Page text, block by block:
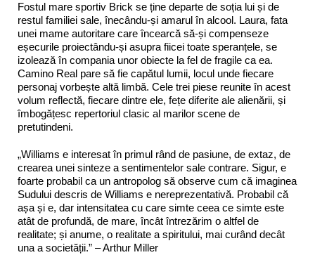
Fostul mare sportiv Brick se ține departe de soția lui și de
restul familiei sale, înecându-și amarul în alcool. Laura, fata
unei mame autoritare care încearcă să-și compenseze
eșecurile proiectându-și asupra fiicei toate speranțele, se
izolează în compania unor obiecte la fel de fragile ca ea.
Camino Real pare să fie capătul lumii, locul unde fiecare
personaj vorbește altă limbă. Cele trei piese reunite în acest
volum reflectă, fiecare dintre ele, fețe diferite ale alienării, și
îmbogățesc repertoriul clasic al marilor scene de
pretutindeni.
„Williams e interesat în primul rând de pasiune, de extaz, de
crearea unei sinteze a sentimentelor sale contrare. Sigur, e
foarte probabil ca un antropolog să observe cum că imaginea
Sudului descris de Williams e nereprezentativă. Probabil că
așa și e, dar intensitatea cu care simte ceea ce simte este
atât de profundă, de mare, încât întrezărim o altfel de
realitate; și anume, o realitate a spiritului, mai curând decât
una a societății.” – Arthur Miller